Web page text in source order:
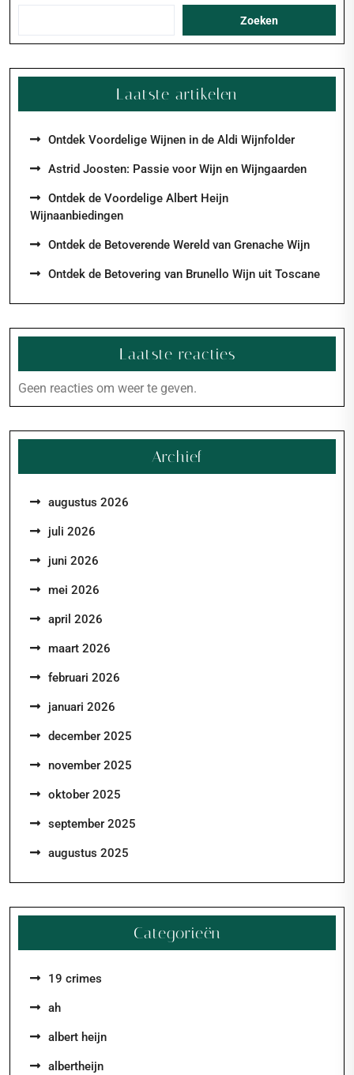
Zoeken
Laatste artikelen
Ontdek Voordelige Wijnen in de Aldi Wijnfolder
Astrid Joosten: Passie voor Wijn en Wijngaarden
Ontdek de Voordelige Albert Heijn
Wijnaanbiedingen
Ontdek de Betoverende Wereld van Grenache Wijn
Ontdek de Betovering van Brunello Wijn uit Toscane
Laatste reacties
Geen reacties om weer te geven.
Archief
augustus 2026
juli 2026
juni 2026
mei 2026
april 2026
maart 2026
februari 2026
januari 2026
december 2025
november 2025
oktober 2025
september 2025
augustus 2025
Categorieën
19 crimes
ah
albert heijn
albertheijn